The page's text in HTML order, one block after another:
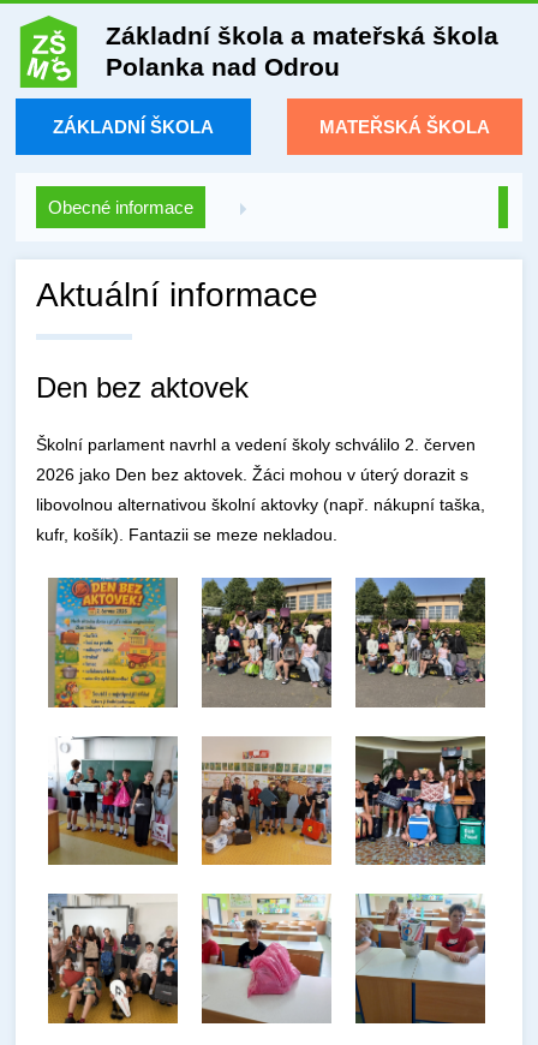
Základní škola a mateřská škola
Polanka nad Odrou
ZÁKLADNÍ ŠKOLA MATEŘSKÁ ŠKOLA
Obecné informace
Aktuální informace
Den bez aktovek
Školní parlament navrhl a vedení školy schválilo 2. červen
2026 jako Den bez aktovek. Žáci mohou v úterý dorazit s
libovolnou alternativou školní aktovky (např. nákupní taška,
kufr, košík). Fantazii se meze nekladou.